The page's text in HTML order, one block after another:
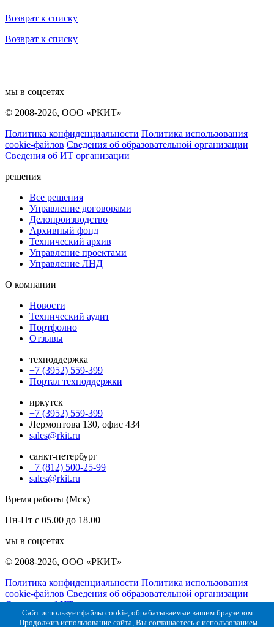
Возврат к списку
Возврат к списку
мы в соцсетях
© 2008-2026, ООО «РКИТ»
Политика конфиденциальности Политика использования
cookie-файлов Сведения об образовательной организации
Сведения об ИТ организации
решения
Все решения
Управление договорами
Делопроизводство
Архивный фонд
Технический архив
Управление проектами
Управление ЛНД
О компании
Новости
Технический аудит
Портфолио
Отзывы
техподдержка
+7 (3952) 559-399
Портал техподдержки
иркутск
+7 (3952) 559-399
Лермонтова 130, офис 434
sales@rkit.ru
санкт-петербург
+7 (812) 500-25-99
sales@rkit.ru
Время работы (Мск)
Пн-Пт с 05.00 до 18.00
мы в соцсетях
© 2008-2026, ООО «РКИТ»
Политика конфиденциальности Политика использования
cookie-файлов Сведения об образовательной организации
Сведения об ИТ организации
Сайт использует файлы cookie, обрабатываемые вашим браузером.
Продолжив использование сайта, Вы соглашаетесь с использованием